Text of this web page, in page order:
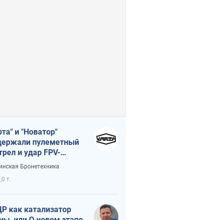
и "Новатор"
пулеметный
и удар FPV-
сохранив жизнь
Бронетехника
т.
как катализатор